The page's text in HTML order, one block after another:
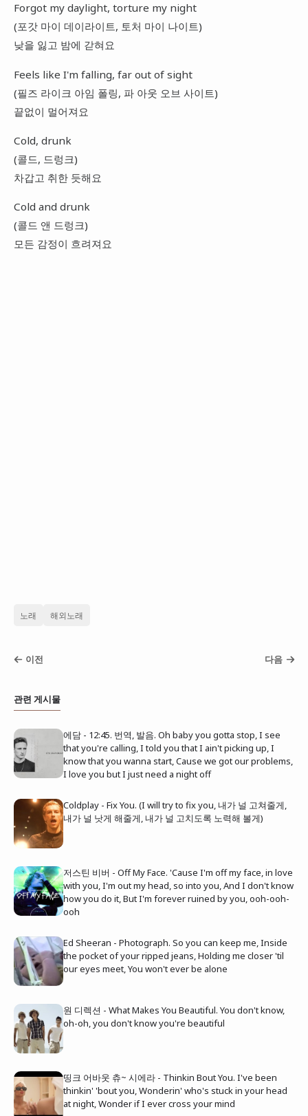
Forgot my daylight, torture my night
(포갓 마이 데이라이트, 토처 마이 나이트)
낮을 잃고 밤에 갇혀요
Feels like I'm falling, far out of sight
(필즈 라이크 아임 폴링, 파 아웃 오브 사이트)
끝없이 멀어져요
Cold, drunk
(콜드, 드렁크)
차갑고 취한 듯해요
Cold and drunk
(콜드 앤 드렁크)
모든 감정이 흐려져요
노래 해외노래
이전 다음
관련 게시물
에담 - 12:45. 번역, 발음. Oh baby you gotta stop, I see
that you're calling, I told you that I ain't picking up, I
know that you wanna start, Cause we got our problems,
I love you but I just need a night off
Coldplay - Fix You. (I will try to fix you, 내가 널 고쳐줄게,
내가 널 낫게 해줄게, 내가 널 고치도록 노력해 볼게)
저스틴 비버 - Off My Face. 'Cause I'm off my face, in love
with you, I'm out my head, so into you, And I don't know
how you do it, But I'm forever ruined by you, ooh-ooh-
ooh
Ed Sheeran - Photograph. So you can keep me, Inside
the pocket of your ripped jeans, Holding me closer 'til
our eyes meet, You won't ever be alone
원 디렉션 - What Makes You Beautiful. You don't know,
oh-oh, you don't know you're beautiful
띵크 어바웃 츄~ 시에라 - Thinkin Bout You. I've been
thinkin' 'bout you, Wonderin' who's stuck in your head
at night, Wonder if I ever cross your mind